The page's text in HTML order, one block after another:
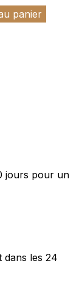
panier
jours pour un
dans les 24